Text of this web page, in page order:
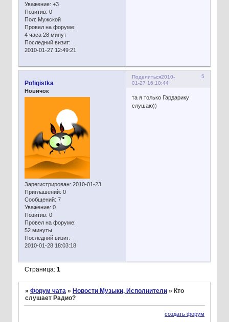
Уважение: +3
Позитив: 0
Пол: Мужской
Провел на форуме:
4 часа 28 минут
Последний визит:
2010-01-27 12:49:21
Поделиться 5
2010-
01-27 16:10:44
Pofigistka
Новичок
Зарегистрирован: 2010-01-23
Приглашений: 0
Сообщений: 7
Уважение: 0
Позитив: 0
Провел на форуме:
52 минуты
Последний визит:
2010-01-28 18:03:18
та я только Гардарику
слушаю))
Страница: 1
» Форум чата » Новости Музыки, Исполнители » Кто
слушает Радио?
создать форум